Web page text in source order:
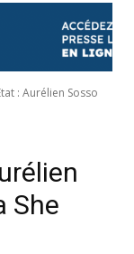
: Aurélien Sosso
She